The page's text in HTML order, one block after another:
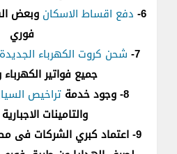
6- دفع اقساط الاسكان وبعض
فوري
7- شحن كروت الكهرباء الجديدة
جميع فواتير الكهرباء
8- وجود خدمة
تراخيص
والتامينات
9- اعتماد كبري الشركات فى